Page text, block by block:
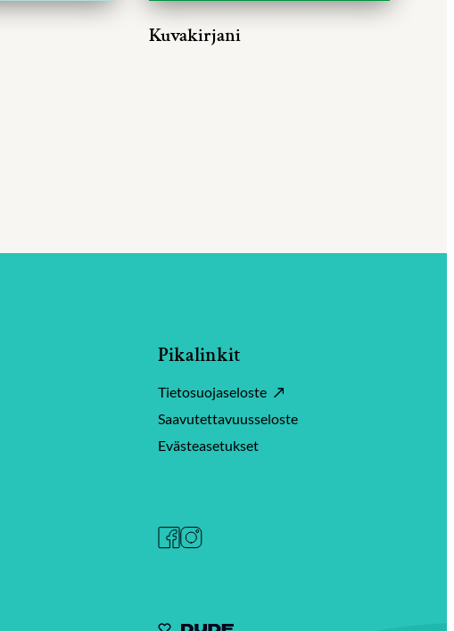
Kuvakirjani
Pikalinkit
Tietosuojaseloste
Saavutettavuusseloste
Evästeasetukset
Facebook
Instagram